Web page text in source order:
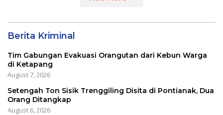
Berita Kriminal
Tim Gabungan Evakuasi Orangutan dari Kebun Warga
di Ketapang
August 7, 2026
Setengah Ton Sisik Trenggiling Disita di Pontianak, Dua
Orang Ditangkap
August 6, 2026